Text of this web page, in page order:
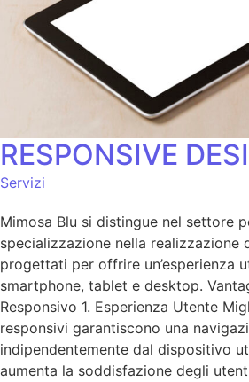
RESPONSIVE
Servizi
Mimosa Blu si distingue nel settore
specializzazione nella realizzazione
progettati per offrire un’esperienza
smartphone, tablet e desktop.
Responsivo 1. Esperienza Utente
responsivi garantiscono una
indipendentemente dal dispositivo
aumenta la soddisfazione degli